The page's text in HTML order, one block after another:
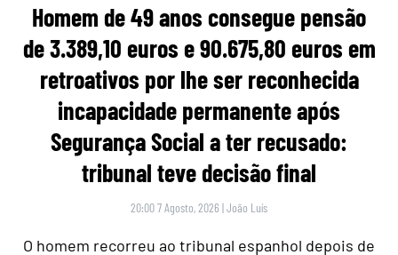
Homem de 49 anos consegue pensão
de 3.389,10 euros e 90.675,80 euros em
retroativos por lhe ser reconhecida
incapacidade permanente após
Segurança Social a ter recusado:
tribunal teve decisão final
20:00 7 Agosto, 2026 |João Luís
O homem recorreu ao tribunal espanhol depois de